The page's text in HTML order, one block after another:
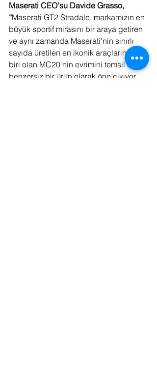
Maserati CEO'su Davide Grasso,
“Maserati GT2 Stradale, markamızın en
büyük sportif mirasını bir araya getiren
ve aynı zamanda Maserati'nin sınırlı
sayıda üretilen en ikonik araçlarından
biri olan MC20'nin evrimini temsil eden
benzersiz bir ürün olarak öne çıkıyor.